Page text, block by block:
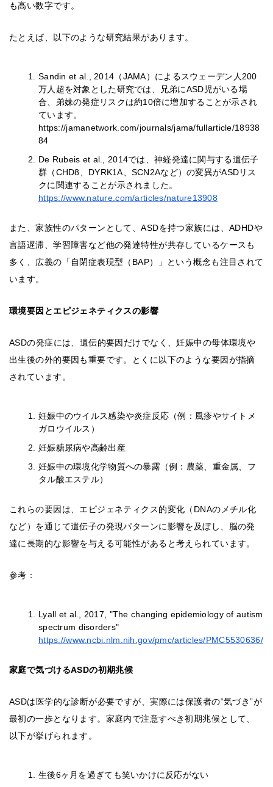
も高い数字です。
たとえば、以下のような研究結果があります。
Sandin et al., 2014（JAMA）によるスウェーデン人200
万人超を対象とした研究では、兄弟にASD児がいる場
合、弟妹の発症リスクは約10倍に増加することが示され
ています。
https://jamanetwork.com/journals/jama/fullarticle/18938
84
De Rubeis et al., 2014では、神経発達に関与する遺伝子
群（CHD8、DYRK1A、SCN2Aなど）の変異がASDリス
クに関連することが示されました。
https://www.nature.com/articles/nature13908
また、家族性のパターンとして、ASDを持つ家族には、ADHDや
言語遅滞、学習障害など他の発達特性が共存しているケースも
多く、広義の「自閉症表現型（BAP）」という概念も注目されて
います。
環境要因とエピジェネティクスの影響
ASDの発症には、遺伝的要因だけでなく、妊娠中の母体環境や
出生後の外的要因も重要です。とくに以下のような要因が指摘
されています。
妊娠中のウイルス感染や炎症反応（例：風疹やサイトメ
ガロウイルス）
妊娠糖尿病や高齢出産
妊娠中の環境化学物質への暴露（例：農薬、重金属、フ
タル酸エステル）
これらの要因は、エピジェネティクス的変化（DNAのメチル化
など）を通じて遺伝子の発現パターンに影響を及ぼし、脳の発
達に長期的な影響を与える可能性があると考えられています。
参考：
Lyall et al., 2017, "The changing epidemiology of autism
spectrum disorders"
https://www.ncbi.nlm.nih.gov/pmc/articles/PMC5530636/
家庭で気づけるASDの初期兆候
ASDは医学的な診断が必要ですが、実際には保護者の“気づき”が
最初の一歩となります。家庭内で注意すべき初期兆候として、
以下が挙げられます。
生後6ヶ月を過ぎても笑いかけに反応がない